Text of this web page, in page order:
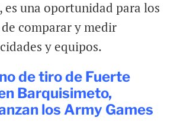
es una oportunidad para los
comparar y medir
y equipos.
de tiro de Fuerte
Barquisimeto,
los Army Games